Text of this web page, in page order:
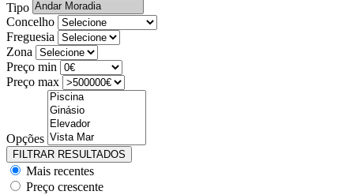
Tipo
Concelho
Freguesia
Zona
Preço min
Preço max
Opções
Mais recentes
Preço crescente